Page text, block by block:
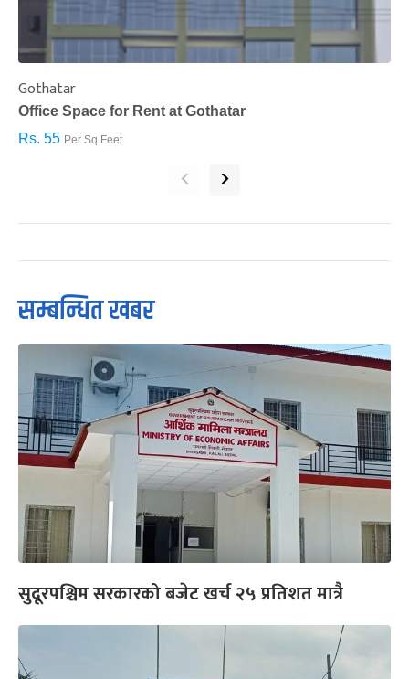
Gothatar
Office Space for Rent at Gothatar
Rs. 55 Per Sq.Feet
‹ ›
सम्बन्धित खबर
सुदूरपश्चिम सरकारको बजेट खर्च २५ प्रतिशत मात्रै